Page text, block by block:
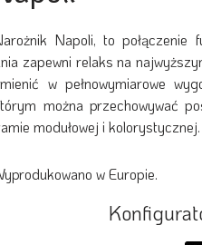
Napoli, to połączenie
zapewni relaks na
w pełnowymiarowe
można przechowywać
modułowej i kolorystycznej.
w Europie.